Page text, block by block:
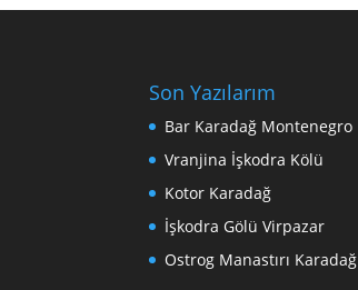
Son Yazılarım
Bar Karadağ Montenegro
Vranjina İşkodra Kölü
Kotor Karadağ
İşkodra Gölü Virpazar
Ostrog Manastırı Karadağ